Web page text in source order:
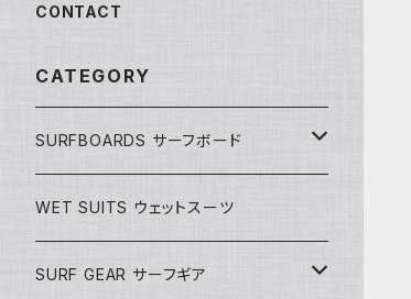
CONTACT
CATEGORY
SURFBOARDS サーフボード
LONGBOARDS ロングボード
AKIRA ISHIZUKA
SHORTBOARDS ショートボード
WET SUITS ウェットスーツ
SURF GEAR サーフギア